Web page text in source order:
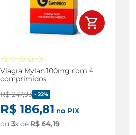
☆☆☆☆☆
Viagra Mylan 100mg com 4
comprimidos
R$ 247,93 -22%
R$ 186,81 no PIX
ou3x de R$ 64,19